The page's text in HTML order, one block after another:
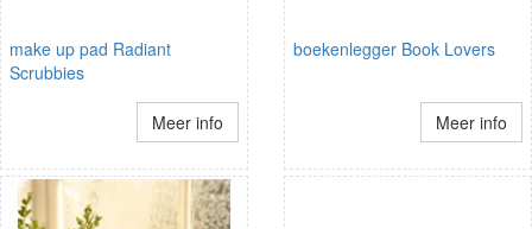
make up pad Radiant
Scrubbies
Meer info
boekenlegger Book Lovers
Meer info